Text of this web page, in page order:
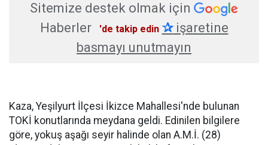
Sitemize destek olmak için
Haberler
'de takip edin ✰işaretine
basmayı unutmayın
Kaza, Yeşilyurt İlçesi İkizce Mahallesi'nde bulunan
TOKİ konutlarında meydana geldi. Edinilen bilgilere
göre, yokuş aşağı seyir halinde olan A.M.İ. (28)